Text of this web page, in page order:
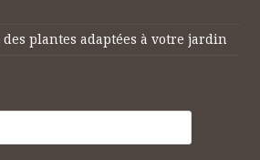
plantes adaptées à votre jardin